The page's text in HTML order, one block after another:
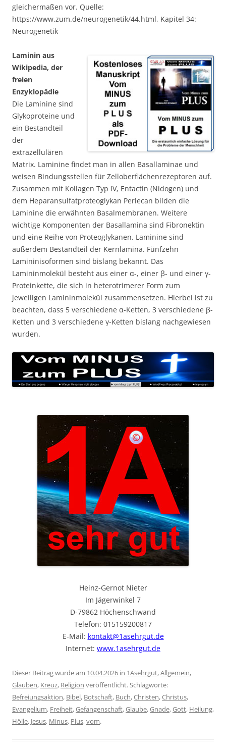
gleichermaßen vor. Quelle:
https://www.zum.de/neurogenetik/44.html, Kapitel 34:
Neurogenetik
Laminin aus
Wikipedia, der
freien
Enzyklopädie
Die Laminine sind
Glykoproteine und
ein Bestandteil
der
extrazellulären
Matrix. Laminine findet man in allen Basallaminae und
weisen Bindungsstellen für Zelloberflächenrezeptoren auf.
Zusammen mit Kollagen Typ IV, Entactin (Nidogen) und
dem Heparansulfatproteoglykan Perlecan bilden die
Laminine die erwähnten Basalmembranen. Weitere
wichtige Komponenten der Basallamina sind Fibronektin
und eine Reihe von Proteoglykanen. Laminine sind
außerdem Bestandteil der Kernlamina. Fünfzehn
Lamininisoformen sind bislang bekannt. Das
Lamininmolekül besteht aus einer α-, einer β- und einer γ-
Proteinkette, die sich in heterotrimerer Form zum
jeweiligen Lamininmolekül zusammensetzen. Hierbei ist zu
beachten, dass 5 verschiedene α-Ketten, 3 verschiedene β-
Ketten und 3 verschiedene γ-Ketten bislang nachgewiesen
wurden.
Heinz-Gernot Nieter
Im Jägerwinkel 7
D-79862 Höchenschwand
Telefon: 015159200817
E-Mail: kontakt@1asehrgut.de
Internet: www.1asehrgut.de
Dieser Beitrag wurde am 10.04.2026 in 1Asehrgut,Allgemein,
Glauben, Kreuz, Religion veröffentlicht. Schlagworte:
Befreiungsaktion, Bibel, Botschaft, Buch,Christen,Christus,
Evangelium, Freiheit,Gefangenschaft,Glaube,Gnade,Gott, Heilung,
Hölle, Jesus, Minus, Plus,vom.